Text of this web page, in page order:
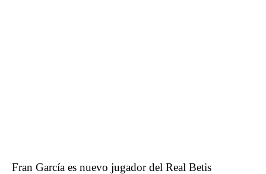
Fran García es nuevo jugador del Real Betis